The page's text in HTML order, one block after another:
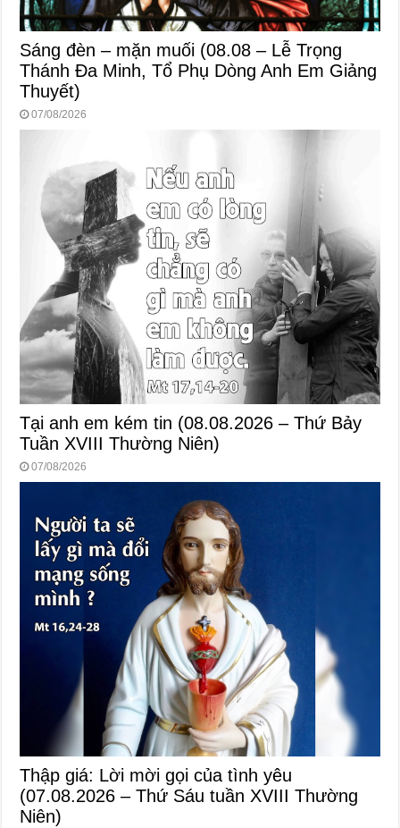
Sáng đèn – mặn muối (08.08 – Lễ Trọng
Thánh Đa Minh, Tổ Phụ Dòng Anh Em Giảng
Thuyết)
07/08/2026
Tại anh em kém tin (08.08.2026 – Thứ Bảy
Tuần XVIII Thường Niên)
07/08/2026
Thập giá: Lời mời gọi của tình yêu
(07.08.2026 – Thứ Sáu tuần XVIII Thường
Niên)